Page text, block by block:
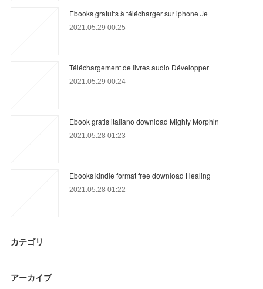
Ebooks gratuits à télécharger sur iphone Je
2021.05.29 00:25
Téléchargement de livres audio Développer
2021.05.29 00:24
Ebook gratis italiano download Mighty Morphin
2021.05.28 01:23
Ebooks kindle format free download Healing
2021.05.28 01:22
カテゴリ
アーカイブ